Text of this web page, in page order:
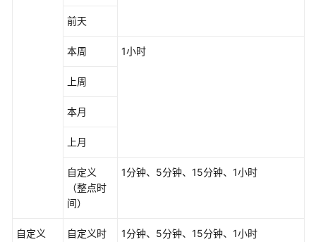
前天
本周 1小时
上周
本月
上月
自定义
（整点时
间）
1分钟、5分钟、15分钟、1小时
自定义
自定义时
1分钟、5分钟、15分钟、1小时